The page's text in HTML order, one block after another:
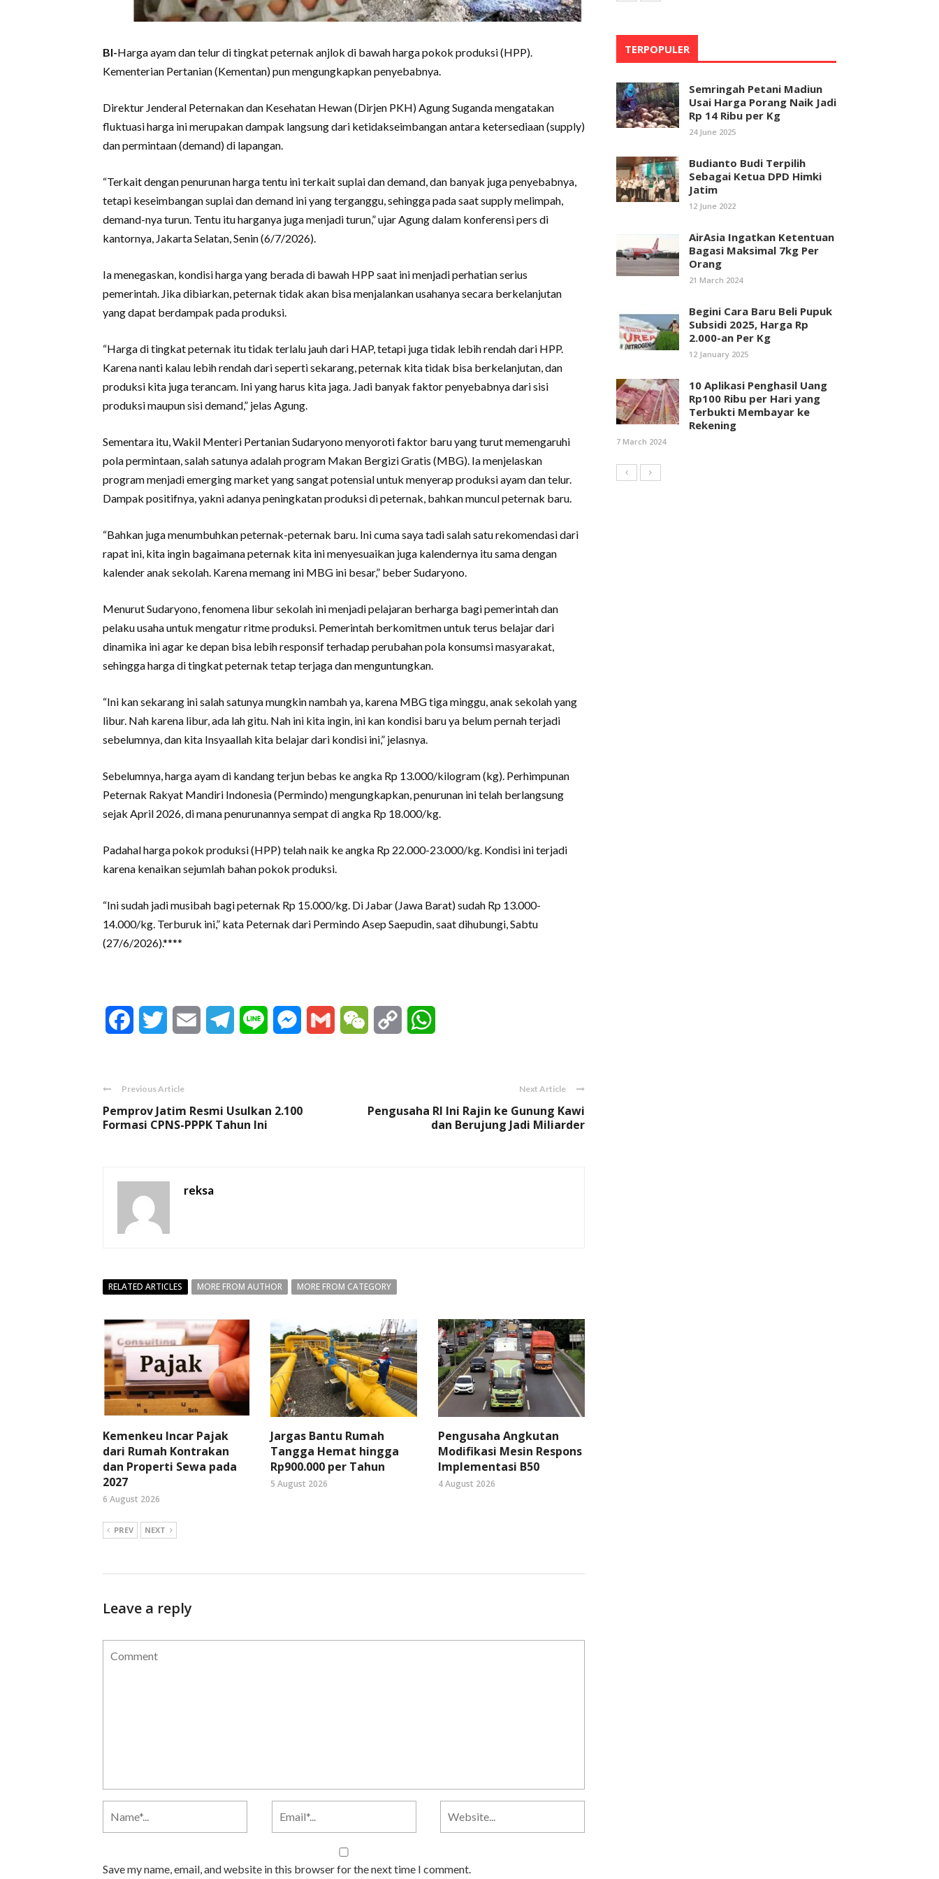
BI-Harga ayam dan telur di tingkat peternak anjlok di bawah harga pokok produksi (HPP).
Kementerian Pertanian (Kementan) pun mengungkapkan penyebabnya.
Direktur Jenderal Peternakan dan Kesehatan Hewan (Dirjen PKH) Agung Suganda mengatakan
fluktuasi harga ini merupakan dampak langsung dari ketidakseimbangan antara ketersediaan (supply)
dan permintaan (demand) di lapangan.
“Terkait dengan penurunan harga tentu ini terkait suplai dan demand, dan banyak juga penyebabnya,
tetapi keseimbangan suplai dan demand ini yang terganggu, sehingga pada saat supply melimpah,
demand-nya turun. Tentu itu harganya juga menjadi turun,” ujar Agung dalam konferensi pers di
kantornya, Jakarta Selatan, Senin (6/7/2026).
Ia menegaskan, kondisi harga yang berada di bawah HPP saat ini menjadi perhatian serius
pemerintah. Jika dibiarkan, peternak tidak akan bisa menjalankan usahanya secara berkelanjutan
yang dapat berdampak pada produksi.
“Harga di tingkat peternak itu tidak terlalu jauh dari HAP, tetapi juga tidak lebih rendah dari HPP.
Karena nanti kalau lebih rendah dari seperti sekarang, peternak kita tidak bisa berkelanjutan, dan
produksi kita juga terancam. Ini yang harus kita jaga. Jadi banyak faktor penyebabnya dari sisi
produksi maupun sisi demand,” jelas Agung.
Sementara itu, Wakil Menteri Pertanian Sudaryono menyoroti faktor baru yang turut memengaruhi
pola permintaan, salah satunya adalah program Makan Bergizi Gratis (MBG). Ia menjelaskan
program menjadi emerging market yang sangat potensial untuk menyerap produksi ayam dan telur.
Dampak positifnya, yakni adanya peningkatan produksi di peternak, bahkan muncul peternak baru.
“Bahkan juga menumbuhkan peternak-peternak baru. Ini cuma saya tadi salah satu rekomendasi dari
rapat ini, kita ingin bagaimana peternak kita ini menyesuaikan juga kalendernya itu sama dengan
kalender anak sekolah. Karena memang ini MBG ini besar,” beber Sudaryono.
Menurut Sudaryono, fenomena libur sekolah ini menjadi pelajaran berharga bagi pemerintah dan
pelaku usaha untuk mengatur ritme produksi. Pemerintah berkomitmen untuk terus belajar dari
dinamika ini agar ke depan bisa lebih responsif terhadap perubahan pola konsumsi masyarakat,
sehingga harga di tingkat peternak tetap terjaga dan menguntungkan.
“Ini kan sekarang ini salah satunya mungkin nambah ya, karena MBG tiga minggu, anak sekolah yang
libur. Nah karena libur, ada lah gitu. Nah ini kita ingin, ini kan kondisi baru ya belum pernah terjadi
sebelumnya, dan kita Insyaallah kita belajar dari kondisi ini,” jelasnya.
Sebelumnya, harga ayam di kandang terjun bebas ke angka Rp 13.000/kilogram (kg). Perhimpunan
Peternak Rakyat Mandiri Indonesia (Permindo) mengungkapkan, penurunan ini telah berlangsung
sejak April 2026, di mana penurunannya sempat di angka Rp 18.000/kg.
Padahal harga pokok produksi (HPP) telah naik ke angka Rp 22.000-23.000/kg. Kondisi ini terjadi
karena kenaikan sejumlah bahan pokok produksi.
“Ini sudah jadi musibah bagi peternak Rp 15.000/kg. Di Jabar (Jawa Barat) sudah Rp 13.000-
14.000/kg. Terburuk ini,” kata Peternak dari Permindo Asep Saepudin, saat dihubungi, Sabtu
(27/6/2026).****
FacebookTwitter Email Telegram
Line Messenger
Gmail WeChat Copy
Previous Article
Pemprov Jatim Resmi Usulkan 2.100
Formasi CPNS-PPPK Tahun Ini
Next Article
Pengusaha RI Ini Rajin ke Gunung Kawi
dan Berujung Jadi Miliarder
reksa
RELATED ARTICLES MORE FROM AUTHOR MORE FROM CATEGORY
Kemenkeu Incar Pajak
dari Rumah Kontrakan
dan Properti Sewa pada
2027
6 August 2026
Jargas Bantu Rumah
Tangga Hemat hingga
Rp900.000 per Tahun
5 August 2026
Pengusaha Angkutan
Modifikasi Mesin Respons
Implementasi B50
4 August 2026
PREV NEXT
Leave a reply
Save my name, email, and website in this browser for the next time I comment.
TERPOPULER
Semringah Petani Madiun
Usai Harga Porang Naik Jadi
Rp 14 Ribu per Kg
24 June 2025
Budianto Budi Terpilih
Sebagai Ketua DPD Himki
Jatim
12 June 2022
AirAsia Ingatkan Ketentuan
Bagasi Maksimal 7kg Per
Orang
21 March 2024
Begini Cara Baru Beli Pupuk
Subsidi 2025, Harga Rp
2.000-an Per Kg
12 January 2025
10 Aplikasi Penghasil Uang
Rp100 Ribu per Hari yang
Terbukti Membayar ke
Rekening
7 March 2024